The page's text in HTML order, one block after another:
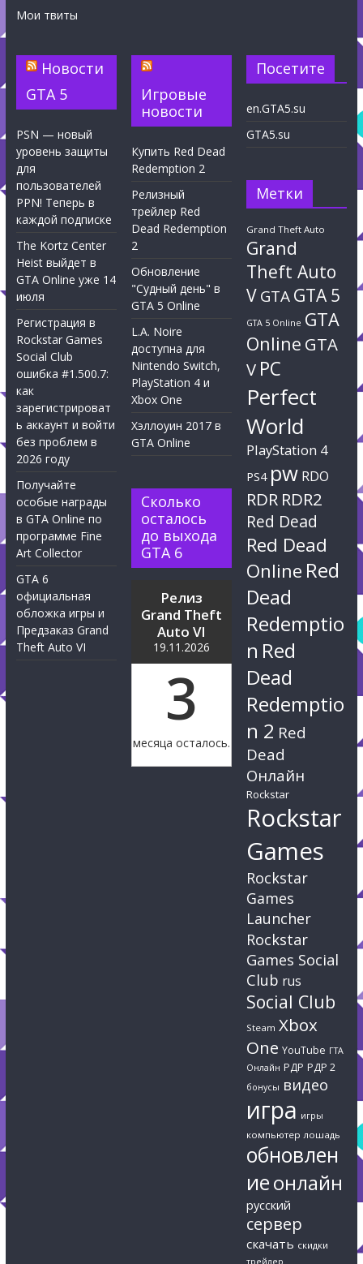
Мои твиты
Новости
GTA 5
PSN — новый
уровень защиты
для
пользователей
PPN! Теперь в
каждой подписке
The Kortz Center
Heist выйдет в
GTA Online уже 14
июля
Регистрация в
Rockstar Games
Social Club
ошибка #1.500.7:
как
зарегистрироват
ь аккаунт и войти
без проблем в
2026 году
Получайте
особые награды
в GTA Online по
программе Fine
Art Collector
GTA 6
официальная
обложка игры и
Предзаказ Grand
Theft Auto VI
Игровые
новости
Купить Red Dead
Redemption 2
Релизный
трейлер Red
Dead Redemption
2
Обновление
"Судный день" в
GTA 5 Online
L.A. Noire
доступна для
Nintendo Switch,
PlayStation 4 и
Xbox One
Хэллоуин 2017 в
GTA Online
Сколько
осталось
до выхода
GTA 6
Релиз
Grand Theft
Auto VI
19.11.2026
3
месяца осталось.
Посетите
en.GTA5.su
GTA5.su
Метки
Grand Theft Auto
Grand
Theft Auto
VGTAGTA 5
GTA 5 Online GTA
Online GTA
V PC
Perfect
World
PlayStation 4
PS4 pw RDO
RDR RDR2
Red Dead
Red Dead
Online Red
Dead
Redemptio
n Red
Dead
Redemptio
n 2 Red
Dead
Онлайн
Rockstar
Rockstar
Games
Rockstar
Games
Launcher
Rockstar
Games Social
Club rus
Social Club
Steam Xbox
One YouTube ГТА
Онлайн РДР РДР 2
бонусы видео
игра игры
компьютер лошадь
обновлен
иеонлайн
русский
сервер
скачать скидки
трейлер